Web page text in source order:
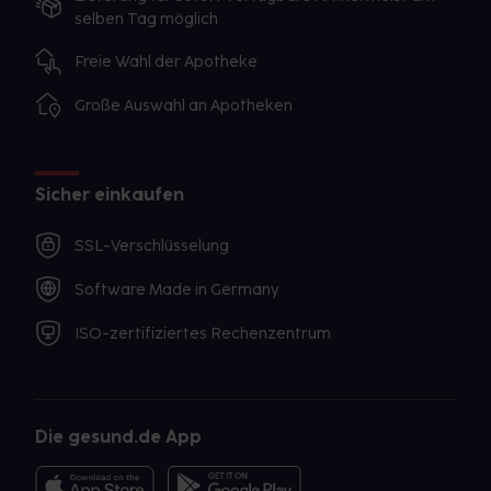
selben Tag möglich
Freie Wahl der Apotheke
Große Auswahl an Apotheken
Sicher einkaufen
SSL-Verschlüsselung
Software Made in Germany
ISO-zertifiziertes Rechenzentrum
Die gesund.de App